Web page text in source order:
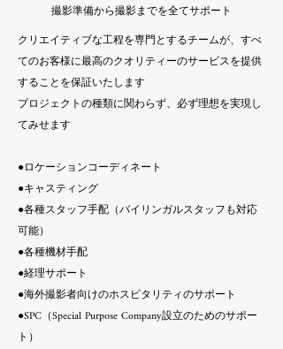
​撮影準備から撮影までを全てサポート
クリエイティブな工程を専門とするチームが、すべ
てのお客様に最高のクオリティーのサービスを提供
することを保証いたします
プロジェクトの種類に関わらず、必ず理想を実現し
てみせます
●ロケーションコーディネート
​●キャスティング
●各種スタッフ手配（バイリンガルスタッフも対応
可能）
●各種機材手配
●経理サポート
●海外撮影者向けのホスピタリティのサポート
●SPC（Special Purpose Company設立のためのサポー
ト）